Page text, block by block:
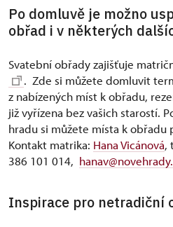
Po domluvě je možno
obřad i v některých
Svatební obřady zajišťuje
. Zde si můžete domluvit
z nabízených míst k obřadu,
již vyřízena bez vašich starostí.
hradu si můžete místa k
Kontakt matrika: Hana Vicánová,
386 101 014,
Inspirace pro netradiční